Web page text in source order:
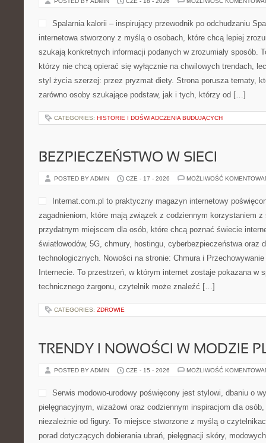
Spalarnia kalorii – inspirujący przewodnik po odchudzaniu
internetowa stworzony z myślą o osobach, które chcą lepiej
szukają konkretnych informacji podanych w zrozumiały sposób.
którzy nie chcą opierać się wyłącznie na chwilowych trendach,
styl życia szerzej: przez pryzmat diety. Strona porusza tematy,
zarówno osoby szukające podstaw, jak i tych, którzy od […]
CATEGORIES: HISTORIE I DOŚWIADCZENIA BUDUJĄCYCH
BEZPIECZEŃSTWO W SIECI
POSTED BY ADMIN CZE - 17 - 2026 MOŻLIWOŚĆ
Internat.com.pl to praktyczny magazyn internetowy
zagadnieniom, które mają związek z codziennym korzystaniem
przydatnym miejscem dla osób, które chcą poznać świecie
światłowodów, 5G, chmury, hostingu, cyberbezpieczeństwa oraz
technologicznych. Nowości na stronie: Chmura i
Internecie. To przestrzeń, w którym internet zostaje pokazana w
technicznego żargonu, czytelnik może znaleźć […]
CATEGORIES: ZDROWIE
TRENDY I NOWOŚCI W MODZIE
POSTED BY ADMIN CZE - 15 - 2026 MOŻLIWOŚĆ
Serwis modowo-urodowy poświęcony jest stylowi, dbaniu o
pielęgnacyjnym, wizażowi oraz codziennym inspiracjom dla
niezależnie od figury. To miejsce stworzone z myślą o
porad dotyczących dobierania ubrań, pielęgnacji skóry,